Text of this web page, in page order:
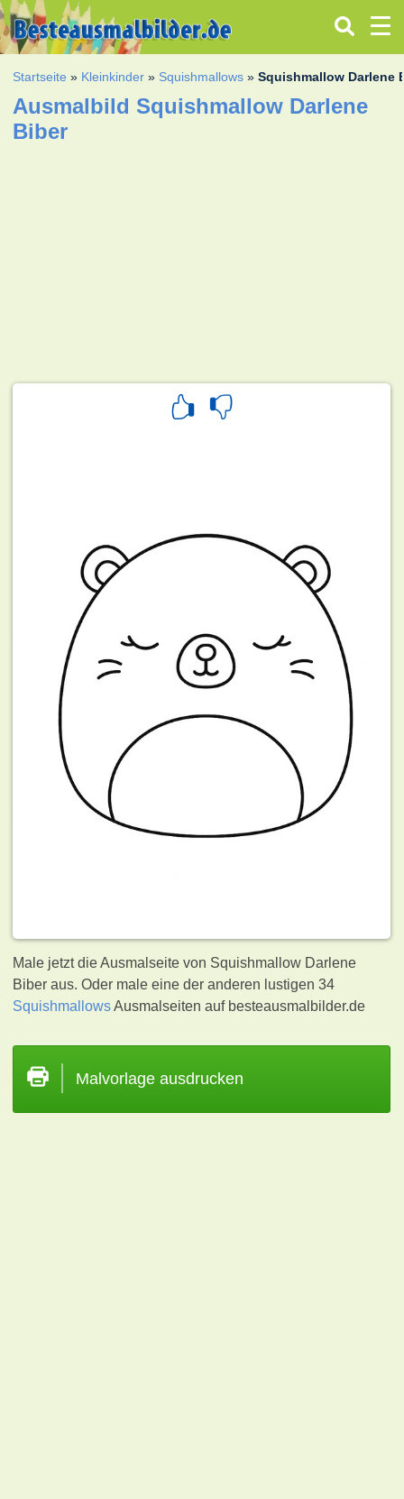
Startseite » Kleinkinder » Squishmallows »Squishmallow Darlene
Ausmalbild Squishmallow Darlene
Biber
Male jetzt die Ausmalseite von Squishmallow Darlene
Biber aus. Oder male eine der anderen lustigen 34
SquishmallowsAusmalseiten auf besteausmalbilder.de
Malvorlage ausdrucken